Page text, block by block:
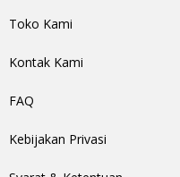
Toko Kami
Kontak Kami
FAQ
Kebijakan Privasi